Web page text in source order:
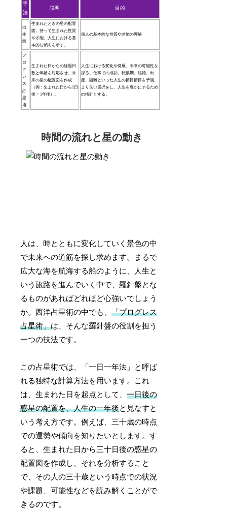
手
法
説明 目的
出
生
図
生まれたときの星の配置
図。持って生まれた性質
や才能、人生における基
本的な傾向を示す。
個人の基本的な性質や才能の理解
プ
ロ
グ
レ
ス
占
星
術
生まれた日からの経過日
数と年齢を対応させ、未
来の星の配置図を作成
（例：生まれた日から1日
後 = 1年後）。
人生における変化や発展、未来の可能性を
探る。仕事での成功、転換期、結婚、出
産、困難といった人生の節目節目を予測。
より良い選択をし、人生を豊かにするため
の指針とする。
時間の流れと星の動き
人は、時とともに変化していく景色の中
で未来への道筋を探し求めます。まるで
広大な海を航海する船のように、人生と
いう旅路を進んでいく中で、羅針盤とな
るものがあればどれほど心強いでしょう
か。西洋占星術の中でも、「プログレス
占星術」は、そんな羅針盤の役割を担う
一つの技法です。
この占星術では、「一日一年法」と呼ば
れる独特な計算方法を用います。これ
は、生まれた日を起点として、一日後の
惑星の配置を、人生の一年後と見なすと
いう考え方です。例えば、三十歳の時点
での運勢や傾向を知りたいとします。す
ると、生まれた日から三十日後の惑星の
配置図を作成し、それを分析すること
で、その人の三十歳という時点での状況
や課題、可能性などを読み解くことがで
きるのです。